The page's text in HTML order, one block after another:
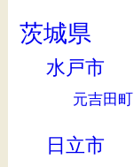
茨城県
水戸市
元吉田町
日立市